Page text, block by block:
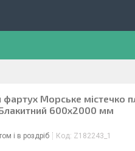
фартух Морське містечко
600х2000 мм
і в роздріб Код: Z182243_1